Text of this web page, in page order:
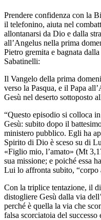
Prendere confidenza con la
il telefonino, aiuta nel
allontanarsi da Dio e dalla
all’Angelus nella prima
Pietro gremita e bagnata
Sabatinelli:
Il Vangelo della prima
verso la Pasqua, e il Papa
Gesù nel deserto sottoposto
“Questo episodio si colloca
Gesù: subito dopo il
ministero pubblico. Egli ha
Spirito di Dio è sceso su di
«Figlio mio, l’amato» (Mt
sua missione; e poiché essa
Lui lo affronta subito, “corpo
Con la triplice tentazione, il
distogliere Gesù dalla via
perché è quella la via che
falsa scorciatoia del successo